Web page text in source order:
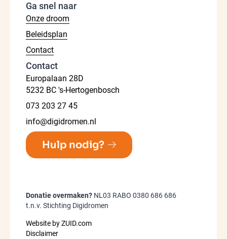
Ga snel naar
Onze droom
Beleidsplan
Contact
Contact
Europalaan 28D
5232 BC 's-Hertogenbosch
073 203 27 45
info@digidromen.nl
Hulp nodig?
Donatie overmaken? NL03 RABO 0380 686 686
t.n.v. Stichting Digidromen
Website by ZUID.com
Disclaimer